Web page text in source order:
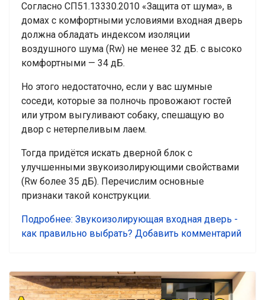
Согласно СП51.13330.2010 «Защита от шума», в
домах с комфортными условиями входная дверь
должна обладать индексом изоляции
воздушного шума (Rw) не менее 32 дБ. с высоко
комфортными — 34 дБ.
Но этого недостаточно, если у вас шумные
соседи, которые за полночь провожают гостей
или утром выгуливают собаку, спешащую во
двор с нетерпеливым лаем.
Тогда придётся искать дверной блок с
улучшенными звукоизолирующими свойствами
(Rw более 35 дБ). Перечислим основные
признаки такой конструкции.
Подробнее: Звукоизолирующая входная дверь -
как правильно выбрать? Добавить комментарий